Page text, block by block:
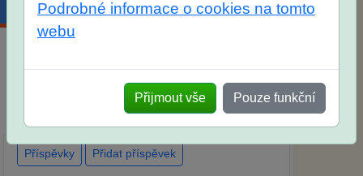
Diskuse Jak jste dopadli u zkoušek na SŠ?
Vaše ohlasy po skutečných přijímacích
Podrobné informace o cookies na tomto
webu
Přijmout vše Pouze funkční
Příspěvky Přidat příspěvek